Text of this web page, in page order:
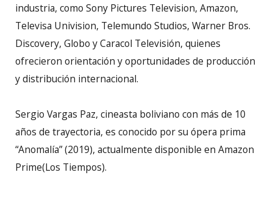
industria, como Sony Pictures Television, Amazon,
Televisa Univision, Telemundo Studios, Warner Bros.
Discovery, Globo y Caracol Televisión, quienes
ofrecieron orientación y oportunidades de producción
y distribución internacional.
Sergio Vargas Paz, cineasta boliviano con más de 10
años de trayectoria, es conocido por su ópera prima
“Anomalía” (2019), actualmente disponible en Amazon
Prime(Los Tiempos).